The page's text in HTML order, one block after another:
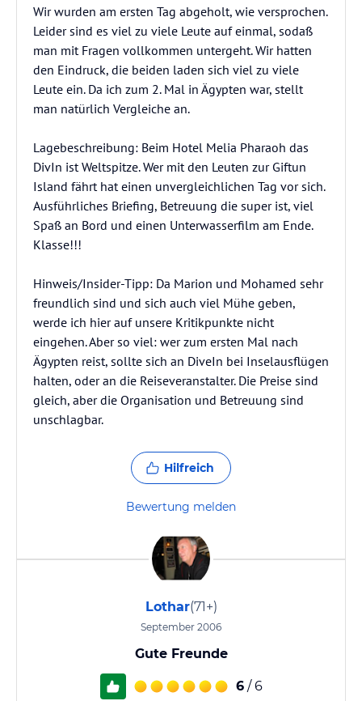
Wir wurden am ersten Tag abgeholt, wie versprochen.
Leider sind es viel zu viele Leute auf einmal, sodaß
man mit Fragen vollkommen untergeht. Wir hatten
den Eindruck, die beiden laden sich viel zu viele
Leute ein. Da ich zum 2. Mal in Ägypten war, stellt
man natürlich Vergleiche an.
Lagebeschreibung: Beim Hotel Melia Pharaoh das
DivIn ist Weltspitze. Wer mit den Leuten zur Giftun
Island fährt hat einen unvergleichlichen Tag vor sich.
Ausführliches Briefing, Betreuung die super ist, viel
Spaß an Bord und einen Unterwasserfilm am Ende.
Klasse!!!
Hinweis/Insider-Tipp: Da Marion und Mohamed sehr
freundlich sind und sich auch viel Mühe geben,
werde ich hier auf unsere Kritikpunkte nicht
eingehen. Aber so viel: wer zum ersten Mal nach
Ägypten reist, sollte sich an DiveIn bei Inselausflügen
halten, oder an die Reiseveranstalter. Die Preise sind
gleich, aber die Organisation und Betreuung sind
unschlagbar.
Hilfreich
Bewertung melden
Lothar(71+)
September 2006
Gute Freunde
6 / 6